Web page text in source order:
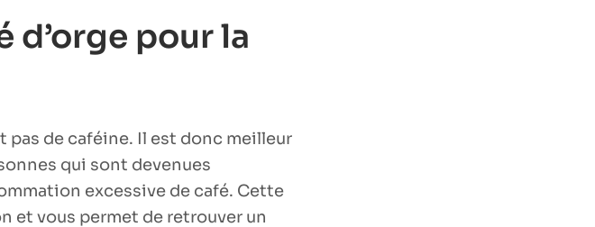
d’orge pour la
pas de caféine. Il est donc meilleur
qui sont devenues
excessive de café. Cette
et vous permet de retrouver un